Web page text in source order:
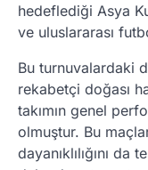
hedeflediği Asya
ve uluslararası
Bu turnuvalardaki
rekabetçi doğası
takımın genel
olmuştur. Bu
dayanıklılığını